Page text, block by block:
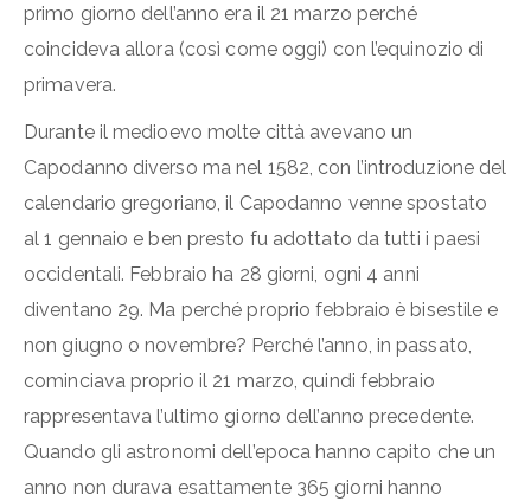
primo giorno dell’anno era il 21 marzo perché
coincideva allora (così come oggi) con l’equinozio di
primavera.
Durante il medioevo molte città avevano un
Capodanno diverso ma nel 1582, con l’introduzione del
calendario gregoriano, il Capodanno venne spostato
al 1 gennaio e ben presto fu adottato da tutti i paesi
occidentali. Febbraio ha 28 giorni, ogni 4 anni
diventano 29. Ma perché proprio febbraio è bisestile e
non giugno o novembre? Perché l’anno, in passato,
cominciava proprio il 21 marzo, quindi febbraio
rappresentava l’ultimo giorno dell’anno precedente.
Quando gli astronomi dell’epoca hanno capito che un
anno non durava esattamente 365 giorni hanno